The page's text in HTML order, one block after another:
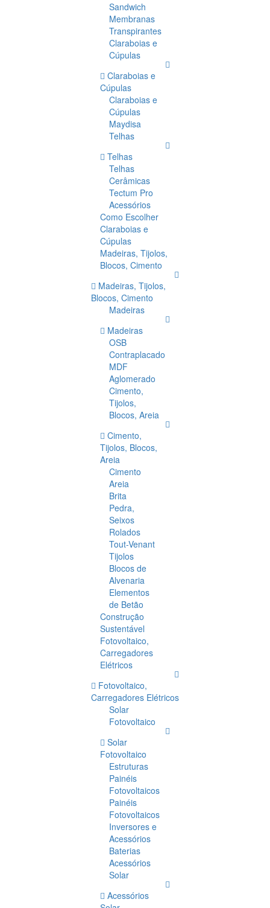
Sandwich
Membranas
Transpirantes
Claraboias e
Cúpulas
Claraboias e
Cúpulas
Claraboias e
Cúpulas
Maydisa
Telhas
Telhas
Telhas
Cerâmicas
Tectum Pro
Acessórios
Como Escolher
Claraboias e
Cúpulas
Madeiras, Tijolos,
Blocos, Cimento
Madeiras, Tijolos,
Blocos, Cimento
Madeiras
Madeiras
OSB
Contraplacado
MDF
Aglomerado
Cimento,
Tijolos,
Blocos, Areia
Cimento,
Tijolos, Blocos,
Areia
Cimento
Areia
Brita
Pedra,
Seixos
Rolados
Tout-Venant
Tijolos
Blocos de
Alvenaria
Elementos
de Betão
Construção
Sustentável
Fotovoltaico,
Carregadores
Elétricos
Fotovoltaico,
Carregadores Elétricos
Solar
Fotovoltaico
Solar
Fotovoltaico
Estruturas
Painéis
Fotovoltaicos
Painéis
Fotovoltaicos
Inversores e
Acessórios
Baterias
Acessórios
Solar
Acessórios